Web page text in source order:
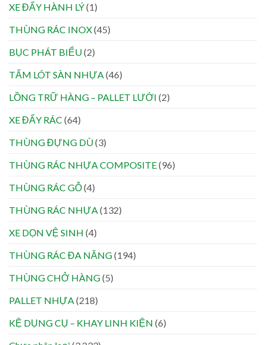
XE ĐẨY HÀNH LÝ(1)
THÙNG RÁC INOX(45)
BỤC PHÁT BIỂU(2)
TẤM LÓT SÀN NHỰA (46)
LỒNG TRỮ HÀNG – PALLET LƯỚI (2)
XE ĐẨY RÁC (64)
THÙNG ĐỰNG DÙ(3)
THÙNG RÁC NHỰA COMPOSITE(96)
THÙNG RÁC GỖ(4)
THÙNG RÁC NHỰA (132)
XE DỌN VỆ SINH (4)
THÙNG RÁC ĐA NĂNG(194)
THÙNG CHỞ HÀNG(5)
PALLET NHỰA (218)
KỆ DỤNG CỤ – KHAY LINH KIỆN (6)